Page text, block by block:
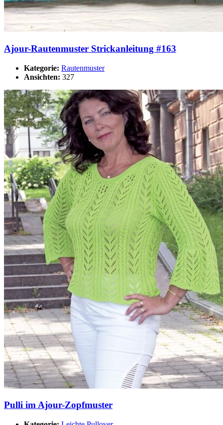
Ajour-Rautenmuster Strickanleitung #163
Kategorie: Rautenmuster
Ansichten: 327
Pulli im Ajour-Zopfmuster